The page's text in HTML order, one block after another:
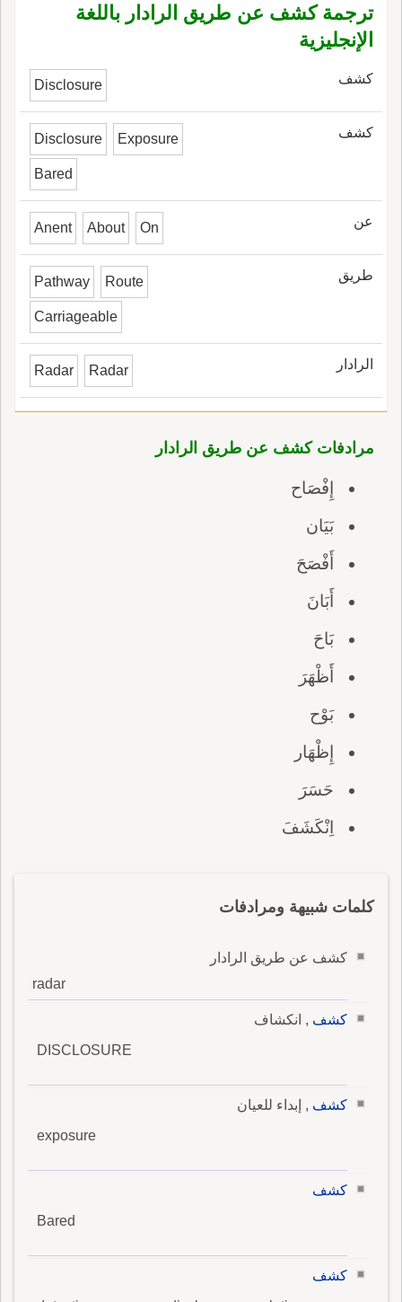
ترجمة كشف عن طريق الرادار باللغة
الإنجليزية
كشف Disclosure
كشف Disclosure Exposure
Bared
عن Anent About On
طريق Pathway Route
Carriageable
الرادار Radar Radar
مرادفات كشف عن طريق الرادار
إِفْصَاح
بَيَان
أَفْصَحَ
أَبَانَ
بَاحَ
أَظْهَرَ
بَوْح
إِظْهَار
حَسَرَ
اِنْكَشَفَ
كلمات شبيهة ومرادفات
كشف عن طريق الرادار
radar
كشف , انكشاف
DISCLOSURE
كشف , إبداء للعيان
exposure
كشف
Bared
كشف